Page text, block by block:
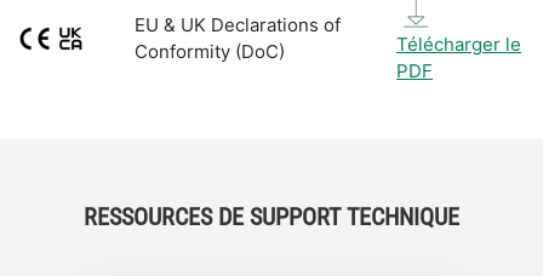
EU & UK Declarations of
Conformity (DoC)
Télécharger le
PDF
RESSOURCES DE SUPPORT TECHNIQUE